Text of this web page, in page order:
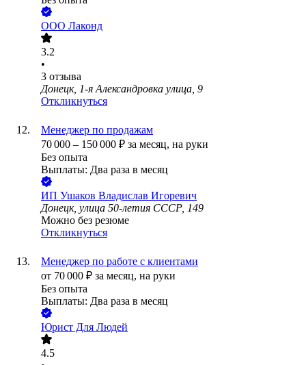
ООО Лаконд
3.2
•
3 отзыва
Донецк, 1-я Александровка улица, 9
Откликнуться
Менеджер по продажам
70 000 – 150 000 ₽ за месяц, на руки
Без опыта
Выплаты: Два раза в месяц
ИП Ушаков Владислав Игоревич
Донецк, улица 50-летия СССР, 149
Можно без резюме
Откликнуться
Менеджер по работе с клиентами
от 70 000 ₽ за месяц, на руки
Без опыта
Выплаты: Два раза в месяц
Юрист Для Людей
4.5